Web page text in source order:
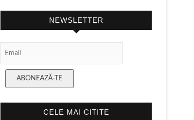
NEWSLETTER
ABONEAZĂ-TE
CELE MAI CITITE